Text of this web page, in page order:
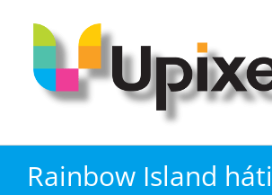
Rainbow Island